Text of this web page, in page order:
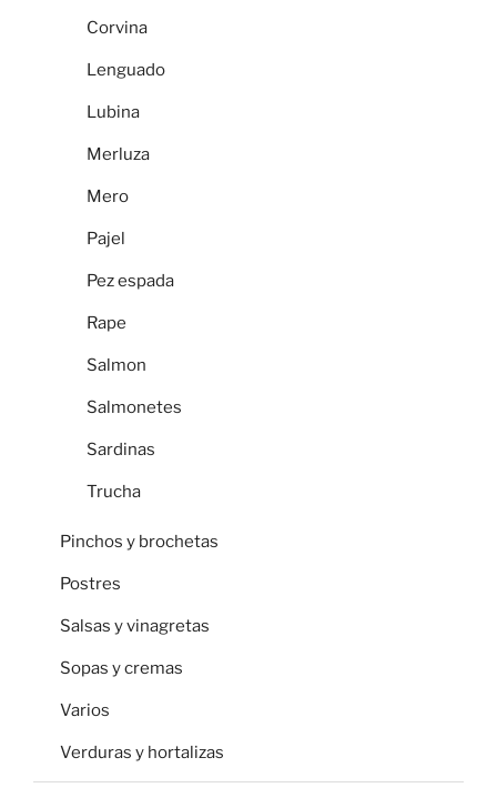
Corvina
Lenguado
Lubina
Merluza
Mero
Pajel
Pez espada
Rape
Salmon
Salmonetes
Sardinas
Trucha
Pinchos y brochetas
Postres
Salsas y vinagretas
Sopas y cremas
Varios
Verduras y hortalizas